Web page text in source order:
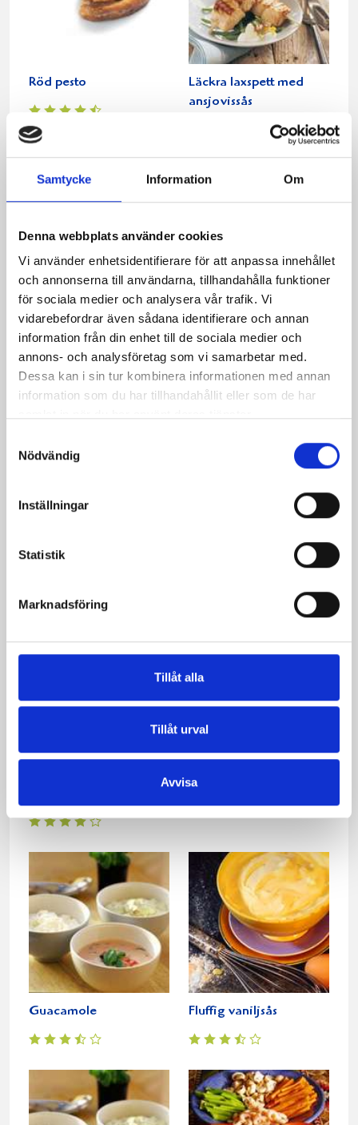
Samtycke Information Om
Denna webbplats använder cookies
Vi använder enhetsidentifierare för att anpassa innehållet
och annonserna till användarna, tillhandahålla funktioner
för sociala medier och analysera vår trafik. Vi
vidarebefordrar även sådana identifierare och annan
information från din enhet till de sociala medier och
annons- och analysföretag som vi samarbetar med.
Dessa kan i sin tur kombinera informationen med annan
information som du har tillhandahållit eller som de har
Nödvändig
Inställningar
Statistik
Marknadsföring
Tillåt alla
Tillåt urval
Avvisa
Röd pesto
Läckra laxspett med
ansjovissås
Legymsallad med
skinka
Operakällarströmming
Ädelostdipp
Guacamole Fluffig vaniljsås